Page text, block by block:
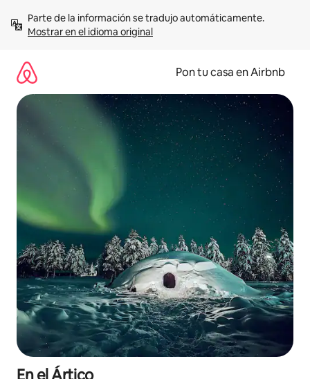
contenidoMostrar en el idioma original
Pon tu casa en Airbnb